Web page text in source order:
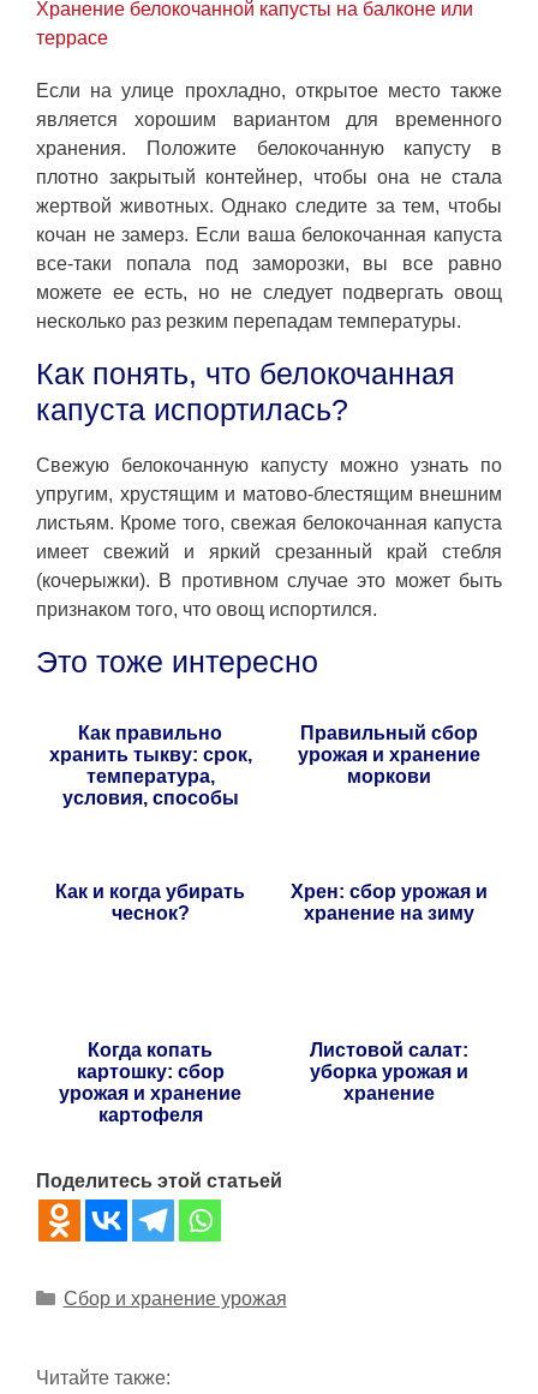
Хранение белокочанной капусты на балконе или
террасе
Если на улице прохладно, открытое место также
является хорошим вариантом для временного
хранения. Положите белокочанную капусту в
плотно закрытый контейнер, чтобы она не стала
жертвой животных. Однако следите за тем, чтобы
кочан не замерз. Если ваша белокочанная капуста
все-таки попала под заморозки, вы все равно
можете ее есть, но не следует подвергать овощ
несколько раз резким перепадам температуры.
Как понять, что белокочанная
капуста испортилась?
Свежую белокочанную капусту можно узнать по
упругим, хрустящим и матово-блестящим внешним
листьям. Кроме того, свежая белокочанная капуста
имеет свежий и яркий срезанный край стебля
(кочерыжки). В противном случае это может быть
признаком того, что овощ испортился.
Это тоже интересно
Как правильно
хранить тыкву: срок,
температура,
условия, способы
Правильный сбор
урожая и хранение
моркови
Как и когда убирать
чеснок?
Хрен: сбор урожая и
хранение на зиму
Когда копать
картошку: сбор
урожая и хранение
картофеля
Листовой салат:
уборка урожая и
хранение
Поделитесь этой статьей
Рубрики
Сбор и хранение урожая
Читайте также: